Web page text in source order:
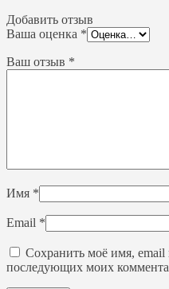
Добавить отзыв
Ваша оценка *
Ваш отзыв *
Имя *
Email *
Сохранить моё имя, email
последующих моих